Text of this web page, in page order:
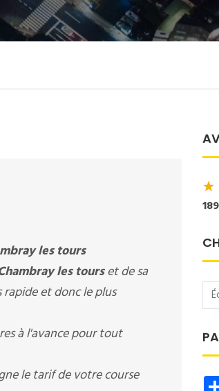
les tours
les tourset de sa
et donc le plus
à l'avance pour tout
le tarif de votre course
★